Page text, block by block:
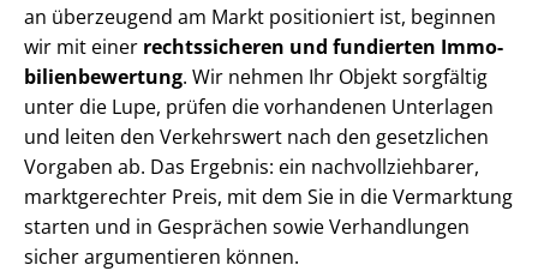
an überzeugend am Markt positioniert ist, beginnen
wir mit einer rechtssicheren und fundierten Im­mo­
bi­li­en­be­wer­tung. Wir nehmen Ihr Objekt sorgfältig
unter die Lupe, prüfen die vorhandenen Unterlagen
und leiten den Verkehrswert nach den gesetzlichen
Vorgaben ab. Das Ergebnis: ein nach­voll­zieh­ba­rer,
marktgerechter Preis, mit dem Sie in die Vermarktung
starten und in Gesprächen sowie Verhandlungen
sicher argumentieren können.